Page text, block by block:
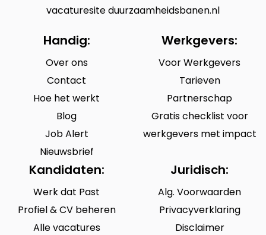
vacaturesite duurzaamheidsbanen.nl
Handig:
Over ons
Contact
Hoe het werkt
Blog
Job Alert
Nieuwsbrief
Werkgevers:
Voor Werkgevers
Tarieven
Partnerschap
Gratis checklist voor
werkgevers met impact
Kandidaten:
Werk dat Past
Profiel & CV beheren
Alle vacatures
Juridisch:
Alg. Voorwaarden
Privacyverklaring
Disclaimer